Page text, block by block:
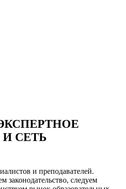
СЕТЬ
и преподавателей.
следуем